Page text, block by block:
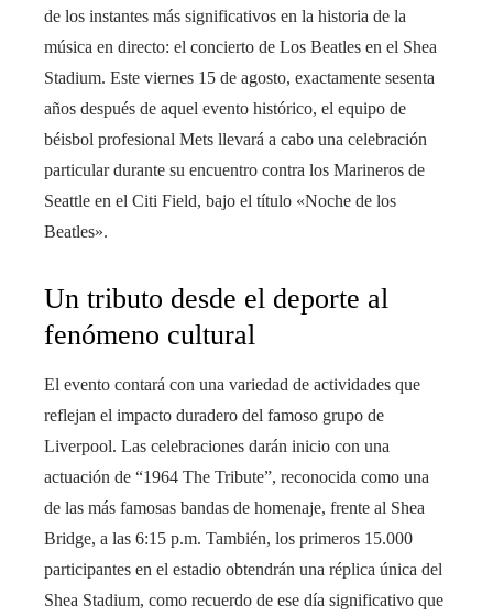
de los instantes más significativos en la historia de la
música en directo: el concierto de Los Beatles en el Shea
Stadium. Este viernes 15 de agosto, exactamente sesenta
años después de aquel evento histórico, el equipo de
béisbol profesional Mets llevará a cabo una celebración
particular durante su encuentro contra los Marineros de
Seattle en el Citi Field, bajo el título «Noche de los
Beatles».
Un tributo desde el deporte al
fenómeno cultural
El evento contará con una variedad de actividades que
reflejan el impacto duradero del famoso grupo de
Liverpool. Las celebraciones darán inicio con una
actuación de “1964 The Tribute”, reconocida como una
de las más famosas bandas de homenaje, frente al Shea
Bridge, a las 6:15 p.m. También, los primeros 15.000
participantes en el estadio obtendrán una réplica única del
Shea Stadium, como recuerdo de ese día significativo que